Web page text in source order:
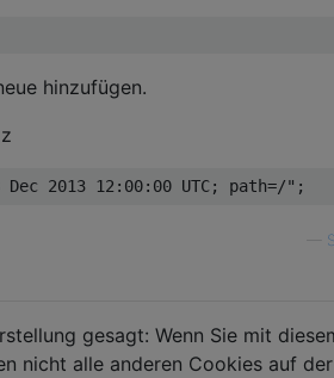
hinzufügen.
gesagt: Wenn Sie mit
nicht alle anderen Cookies auf der